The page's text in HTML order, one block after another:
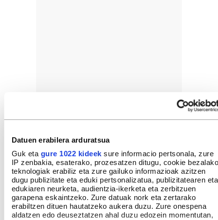
Datuen erabilera arduratsua
Guk eta gure 1022 kideek sure informacio pertsonala, zure
IP zenbakia, esaterako, prozesatzen ditugu, cookie bezalako
teknologiak erabiliz eta zure gailuko informazioak azitzen
dugu publizitate eta eduki pertsonalizatua, publizitatearen eta
edukiaren neurketa, audientzia-ikerketa eta zerbitzuen
garapena eskaintzeko. Zure datuak nork eta zertarako
erabiltzen dituen hautatzeko aukera duzu. Zure onespena
aldatzen edo deuseztatzen ahal duzu edozein momentutan,